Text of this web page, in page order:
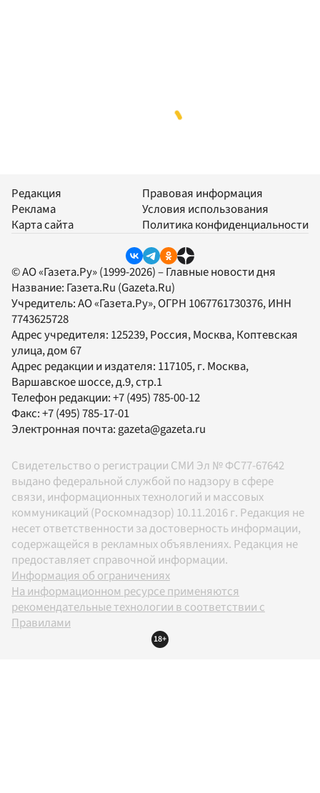
Редакция
Реклама
Карта сайта
Правовая информация
Условия использования
Политика конфиденциальности
© АО «Газета.Ру» (1999-2026) – Главные новости дня
Название: Газета.Ru (Gazeta.Ru)
Учредитель:АО «Газета.Ру», ОГРН 1067761730376, ИНН
7743625728
Адрес учредителя: 125239, Россия, Москва, Коптевская
улица, дом 67
Адрес редакции и издателя: 117105, г. Москва,
Варшавское шоссе, д.9, стр.1
Телефон редакции:+7 (495) 785-00-12
Факс:+7 (495) 785-17-01
Электронная почта:gazeta@gazeta.ru
Свидетельство о регистрации СМИ Эл № ФС77-67642
выдано федеральной службой по надзору в сфере
связи, информационных технологий и массовых
коммуникаций (Роскомнадзор) 10.11.2016 г. Редакция не
несет ответственности за достоверность информации,
содержащейся в рекламных объявлениях. Редакция не
предоставляет справочной информации.
Информация об ограничениях
На информационном ресурсе применяются
рекомендательные технологии в соответствии с
Правилами
18+